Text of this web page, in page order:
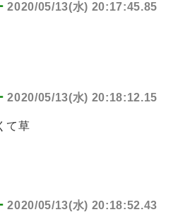
2020/05/13(水) 20:17:45.85
2020/05/13(水) 20:18:12.15
て草
2020/05/13(水) 20:18:52.43